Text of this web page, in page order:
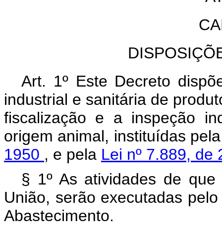
Art. 1º Este Decreto
industrial e sanitária de
fiscalização e a inspeção
origem animal, instituídas
1950 , e pela Lei nº 7.889,
§ 1º As atividades de
União, serão executadas
Abastecimento.